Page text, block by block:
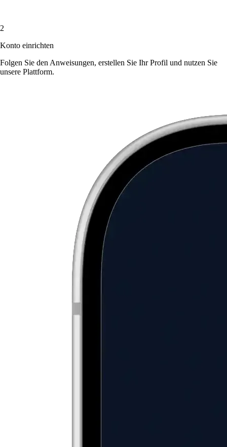
2
Konto einrichten
Folgen Sie den Anweisungen, erstellen Sie Ihr Profil und nutzen Sie
unsere Plattform.